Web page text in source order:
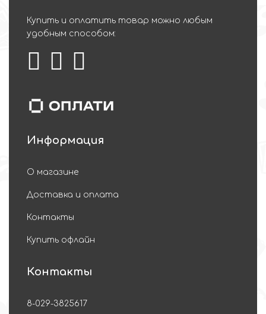
Купить и оплатить товар можно любым
удобным способом:
Информация
О магазине
Доставка и оплата
Контакты
Купить офлайн
Контакты
8-029-3825617